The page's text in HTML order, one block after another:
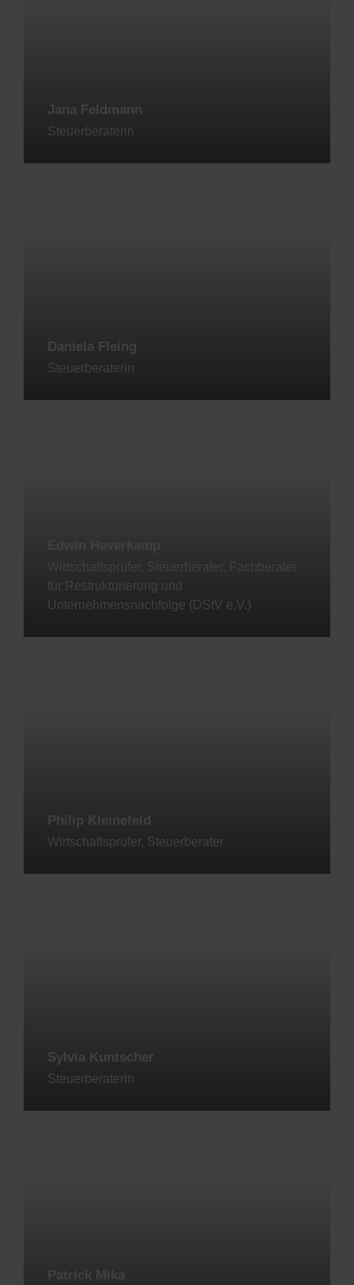
Jana Feldmann
Steuerberaterin
Jetzt kontaktieren
Daniela Fleing
Steuerberaterin
Jetzt kontaktieren
für Restrukturierung und
Unternehmensnachfolge (DStV e.V.)
Jetzt kontaktieren
Philip Kleinefeld
Wirtschaftsprüfer, Steuerberater
Jetzt kontaktieren
Sylvia Kuntscher
Steuerberaterin
Jetzt kontaktieren